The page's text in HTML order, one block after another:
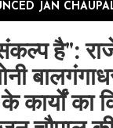
JAN
है":
कार्यों का